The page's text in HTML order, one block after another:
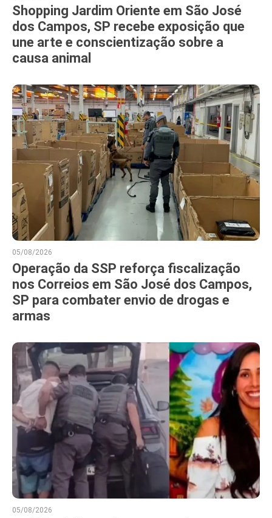
Shopping Jardim Oriente em São José
dos Campos, SP recebe exposição que
une arte e conscientização sobre a
causa animal
05/08/2026
Operação da SSP reforça fiscalização
nos Correios em São José dos Campos,
SP para combater envio de drogas e
armas
05/08/2026